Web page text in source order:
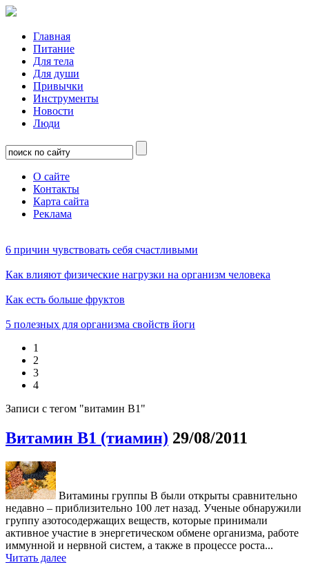
Главная
Питание
Для тела
Для души
Привычки
Инструменты
Новости
Люди
О сайте
Контакты
Карта сайта
Реклама
6 причин чувствовать себя счастливыми
Как влияют физические нагрузки на организм человека
Как есть больше фруктов
5 полезных для организма свойств йоги
1
2
3
4
Записи с тегом "витамин В1"
Витамин В1 (тиамин) 29/08/2011
Витамины группы В были открыты сравнительно
недавно – приблизительно 100 лет назад. Ученые обнаружили
группу азотосодержащих веществ, которые принимали
активное участие в энергетическом обмене организма, работе
иммунной и нервной систем, а также в процессе роста...
Читать далее